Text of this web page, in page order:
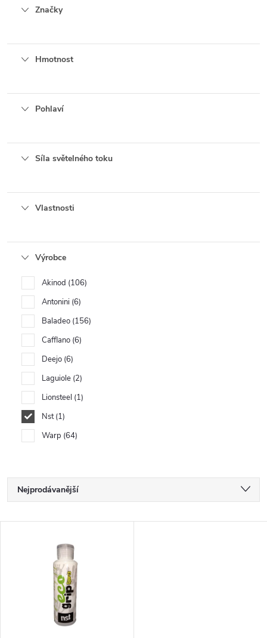
Značky
Hmotnost
Pohlaví
Síla světelného toku
Vlastnosti
Výrobce
Akinod 106
Antonini 6
Baladeo 156
Cafflano 6
Deejo 6
Laguiole 2
Lionsteel 1
Nst 1
Warp 64
Ř
a
Nejprodávanější
Abecedně